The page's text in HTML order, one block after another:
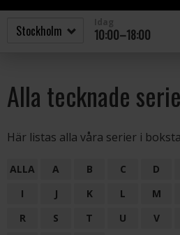
10:00–18:00
Alla tecknade
Här listas alla våra serier i
ALLA A B C D
I
J K L M
R
S T U V